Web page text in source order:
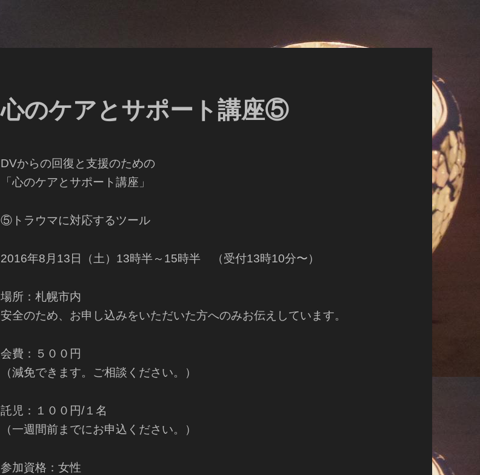
心のケアとサポート講座⑤
DVからの回復と支援のための
「心のケアとサポート講座」
⑤トラウマに対応するツール
2016年8月13日（土）13時半～15時半 （受付13時10分〜）
場所：札幌市内
安全のため、お申し込みをいただいた方へのみお伝えしています。
会費：５００円
（減免できます。ご相談ください。）
託児：１００円/１名
（一週間前までにお申込ください。）
参加資格：女性